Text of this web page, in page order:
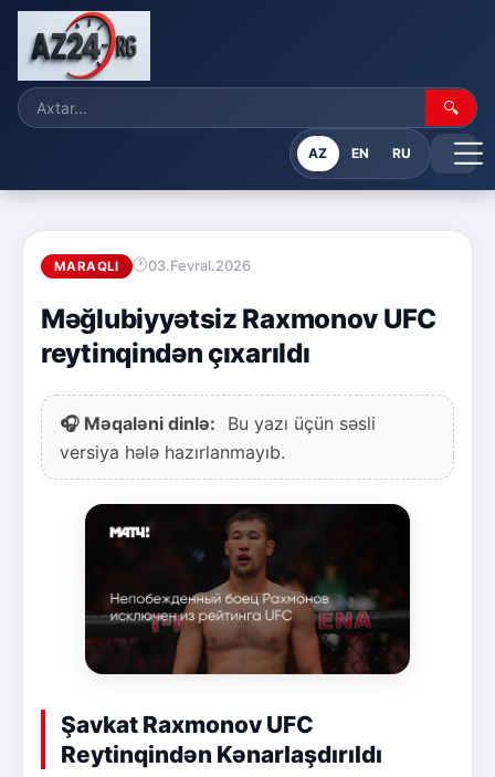
🔍
AZ EN RU
MARAQLI 03.Fevral.2026
Məğlubiyyətsiz Raxmonov UFC
reytinqindən çıxarıldı
🎧 Məqaləni dinlə:
Bu yazı üçün səsli
versiya hələ hazırlanmayıb.
Şavkat Raxmonov UFC
Reytinqindən Kənarlaşdırıldı